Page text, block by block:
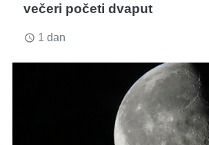
večeri početi dvaput
access_time 1 dan